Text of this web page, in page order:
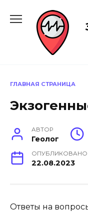
содержанию
ГЛАВНАЯ СТРАНИЦА
АВТОР
Геолог
ОПУБЛИКОВАНО
22.08.2023
Ответы на